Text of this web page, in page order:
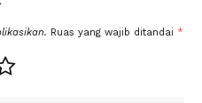
Ruas yang wajib ditandai *